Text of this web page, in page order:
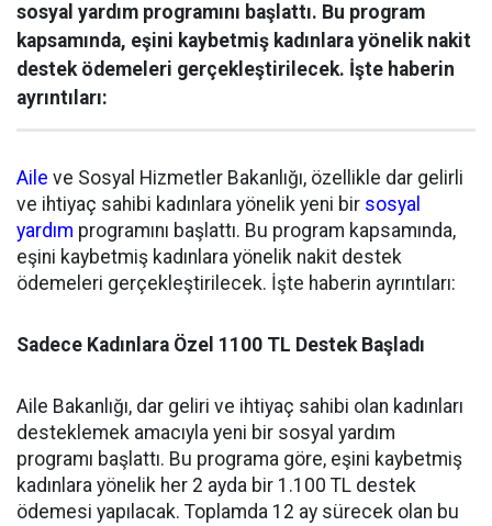
sosyal yardım programını başlattı. Bu program
kapsamında, eşini kaybetmiş kadınlara yönelik nakit
destek ödemeleri gerçekleştirilecek. İşte haberin
ayrıntıları:
Aile ve Sosyal Hizmetler Bakanlığı, özellikle dar gelirli
ve ihtiyaç sahibi kadınlara yönelik yeni bir sosyal
yardım programını başlattı. Bu program kapsamında,
eşini kaybetmiş kadınlara yönelik nakit destek
ödemeleri gerçekleştirilecek. İşte haberin ayrıntıları:
Sadece Kadınlara Özel 1100 TL Destek Başladı
Aile Bakanlığı, dar geliri ve ihtiyaç sahibi olan kadınları
desteklemek amacıyla yeni bir sosyal yardım
programı başlattı. Bu programa göre, eşini kaybetmiş
kadınlara yönelik her 2 ayda bir 1.100 TL destek
ödemesi yapılacak. Toplamda 12 ay sürecek olan bu